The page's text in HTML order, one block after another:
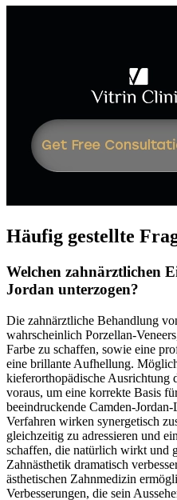
Häufig gestellte
Welchen zahnärztlichen
Jordan unterzogen?
Die zahnärztliche Behandlung
wahrscheinlich Porzellan-
Farbe zu schaffen, sowie eine
eine brillante Aufhellung.
kieferorthopädische Ausrichtung
voraus, um eine korrekte Basis
beeindruckende Camden-
Verfahren wirken synergetisch
gleichzeitig zu adressieren und
schaffen, die natürlich wirkt und
Zahnästhetik dramatisch
ästhetischen Zahnmedizin
Verbesserungen, die sein